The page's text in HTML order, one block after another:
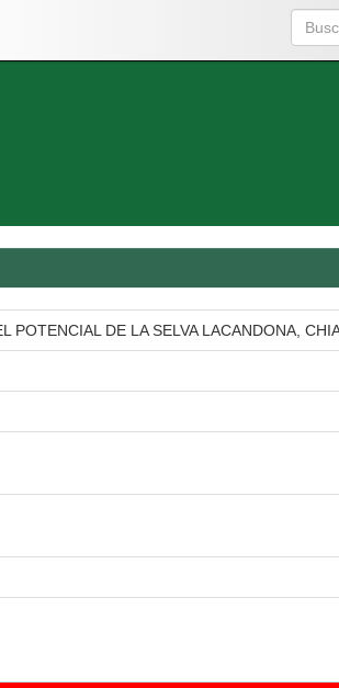
POTENCIAL DE LA SELVA LACANDONA,